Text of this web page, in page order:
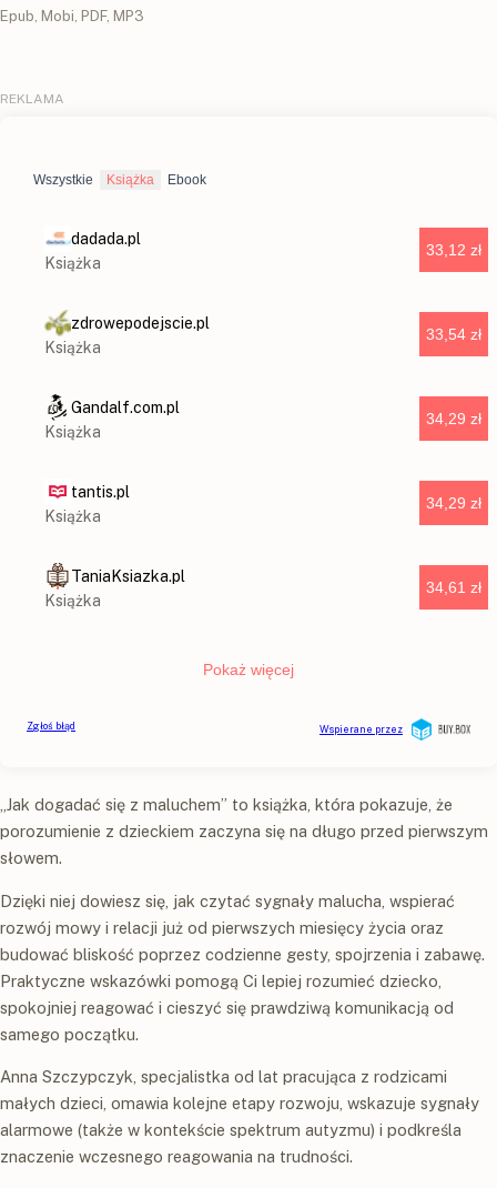
Epub, Mobi, PDF, MP3
„Jak dogadać się z maluchem” to książka, która pokazuje, że
porozumienie z dzieckiem zaczyna się na długo przed pierwszym
słowem.
Dzięki niej dowiesz się, jak czytać sygnały malucha, wspierać
rozwój mowy i relacji już od pierwszych miesięcy życia oraz
budować bliskość poprzez codzienne gesty, spojrzenia i zabawę.
Praktyczne wskazówki pomogą Ci lepiej rozumieć dziecko,
spokojniej reagować i cieszyć się prawdziwą komunikacją od
samego początku.
Anna Szczypczyk, specjalistka od lat pracująca z rodzicami
małych dzieci, omawia kolejne etapy rozwoju, wskazuje sygnały
alarmowe (także w kontekście spektrum autyzmu) i podkreśla
znaczenie wczesnego reagowania na trudności.